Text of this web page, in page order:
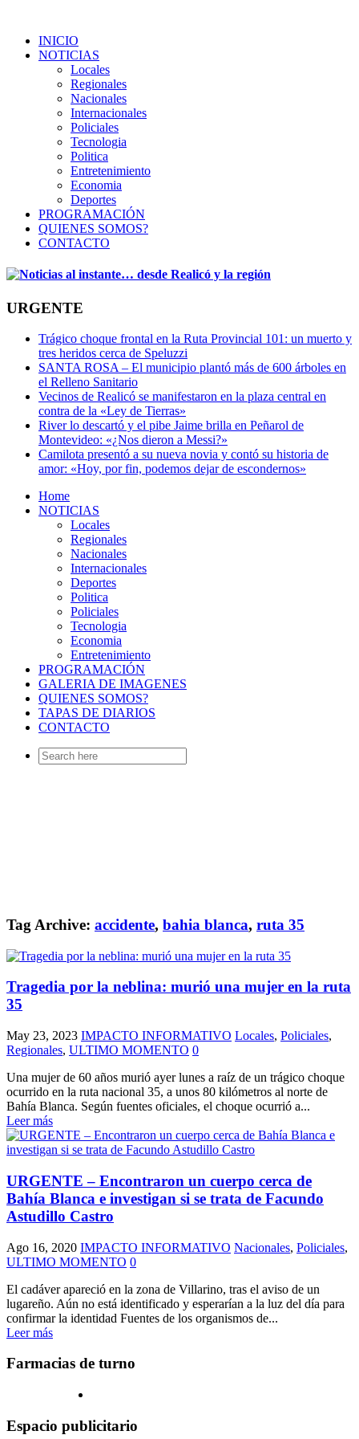
INICIO
NOTICIAS
Locales
Regionales
Nacionales
Internacionales
Policiales
Tecnologia
Politica
Entretenimiento
Economia
Deportes
PROGRAMACIÓN
QUIENES SOMOS?
CONTACTO
URGENTE
Trágico choque frontal en la Ruta Provincial 101: un muerto y
tres heridos cerca de Speluzzi
SANTA ROSA – El municipio plantó más de 600 árboles en
el Relleno Sanitario
Vecinos de Realicó se manifestaron en la plaza central en
contra de la «Ley de Tierras»
River lo descartó y el pibe Jaime brilla en Peñarol de
Montevideo: «¿Nos dieron a Messi?»
Camilota presentó a su nueva novia y contó su historia de
amor: «Hoy, por fin, podemos dejar de escondernos»
Home
NOTICIAS
Locales
Regionales
Nacionales
Internacionales
Deportes
Politica
Policiales
Tecnologia
Economia
Entretenimiento
PROGRAMACIÓN
GALERIA DE IMAGENES
QUIENES SOMOS?
TAPAS DE DIARIOS
CONTACTO
Search
for:
Tag Archive: accidente, bahia blanca, ruta 35
Tragedia por la neblina: murió una mujer en la ruta
35
May 23, 2023 IMPACTO INFORMATIVO Locales, Policiales,
Regionales, ULTIMO MOMENTO 0
Una mujer de 60 años murió ayer lunes a raíz de un trágico choque
ocurrido en la ruta nacional 35, a unos 80 kilómetros al norte de
Bahía Blanca. Según fuentes oficiales, el choque ocurrió a...
Leer más
URGENTE – Encontraron un cuerpo cerca de
Bahía Blanca e investigan si se trata de Facundo
Astudillo Castro
Ago 16, 2020 IMPACTO INFORMATIVO Nacionales, Policiales,
ULTIMO MOMENTO 0
El cadáver apareció en la zona de Villarino, tras el aviso de un
lugareño. Aún no está identificado y esperarían a la luz del día para
confirmar la identidad Fuentes de los organismos de...
Leer más
Farmacias de turno
Espacio publicitario